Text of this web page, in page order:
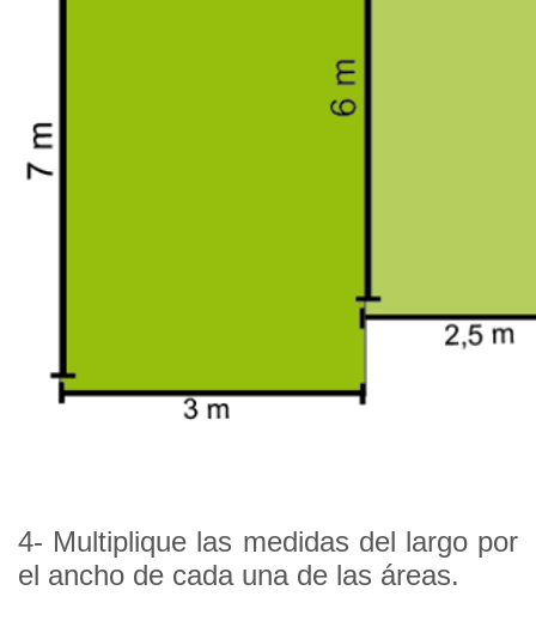
4- Multiplique las medidas del largo por
el ancho de cada una de las áreas.